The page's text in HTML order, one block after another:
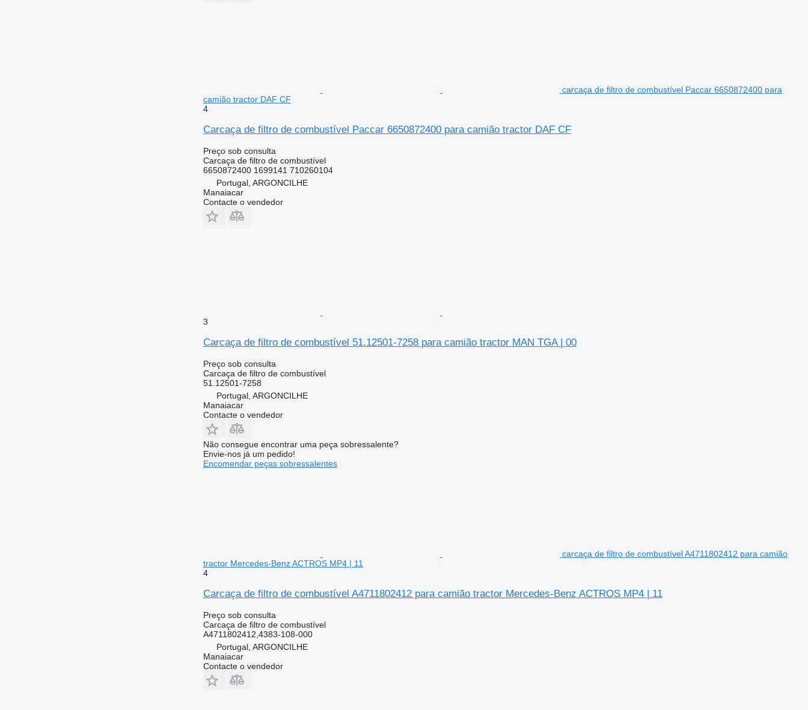
carcaça de filtro de combustível Paccar 6650872400 para
camião tractor DAF CF
4
Carcaça de filtro de combustível Paccar 6650872400 para camião tractor DAF CF
Preço sob consulta
Carcaça de filtro de combustível
6650872400 1699141 710260104
Portugal, ARGONCILHE
Manaiacar
Contacte o vendedor
3
Carcaça de filtro de combustível 51.12501-7258 para camião tractor MAN TGA | 00
Preço sob consulta
Carcaça de filtro de combustível
51.12501-7258
Portugal, ARGONCILHE
Manaiacar
Contacte o vendedor
Não consegue encontrar uma peça sobressalente?
Envie-nos já um pedido!
Encomendar peças sobressalentes
carcaça de filtro de combustível A4711802412 para camião
tractor Mercedes-Benz ACTROS MP4 | 11
4
Carcaça de filtro de combustível A4711802412 para camião tractor Mercedes-Benz ACTROS MP4 | 11
Preço sob consulta
Carcaça de filtro de combustível
A4711802412,4383-108-000
Portugal, ARGONCILHE
Manaiacar
Contacte o vendedor